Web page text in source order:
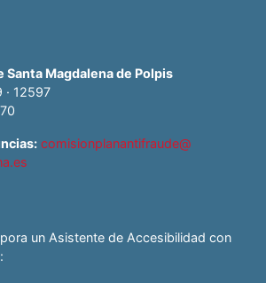
Magdalena de Polpis
· 12597
comisionplanantifraude@
un Asistente de Accesibilidad con